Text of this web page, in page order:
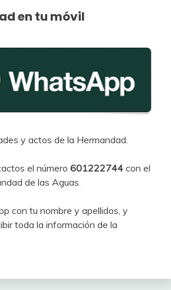
en tu móvil
y actos de la Hermandad.
el número 601222744 con el
de las Aguas.
con tu nombre y apellidos, y
toda la información de la